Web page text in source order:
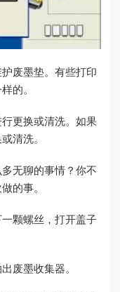
废墨垫。有些打印
的。
更换或清洗。如果
清洗。
无聊的事情？你不
的事。
颗螺丝，打开盖子
废墨收集器。